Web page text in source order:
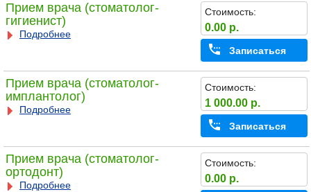
Прием врача (стоматолог-
гигиенист)
Подробнее
Стоимость:
0.00 р.
Записаться
Прием врача (стоматолог-
имплантолог)
Подробнее
Стоимость:
1 000.00 р.
Записаться
Прием врача (стоматолог-
ортодонт)
Подробнее
Стоимость:
0.00 р.